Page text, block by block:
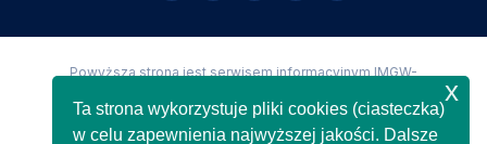
Powyższa strona jest serwisem informacyjnym IMGW-
Copyright IMGW-PIB Wszelkie prawa zastrzeżone
Ta strona wykorzystuje pliki cookies (ciasteczka)
w celu zapewnienia najwyższej jakości. Dalsze
x